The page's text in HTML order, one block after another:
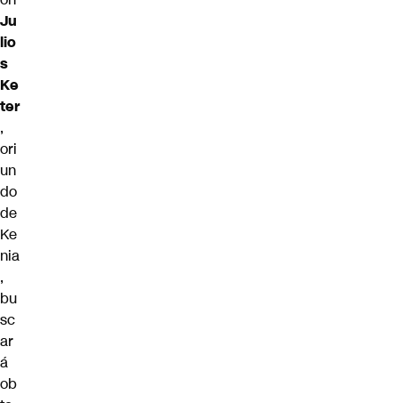
Ju
lio
s
Ke
ter
,
ori
un
do
de
Ke
nia
,
bu
sc
ar
á
ob